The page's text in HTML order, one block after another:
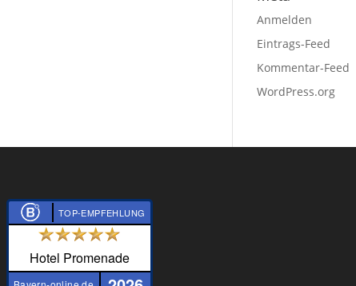
Anmelden
Eintrags-Feed
Kommentar-Feed
WordPress.org
TOP-EMPFEHLUNG
Hotel Promenade